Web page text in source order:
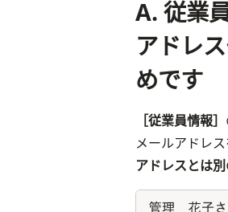
A. 従業
アドレ
めです
［従業員情報］
メールアドレ
アドレスとは